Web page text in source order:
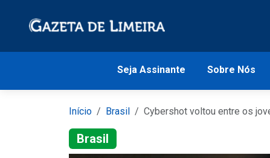
Seja Assinante Sobre Nós
Início Brasil Cybershot voltou entre os
Brasil